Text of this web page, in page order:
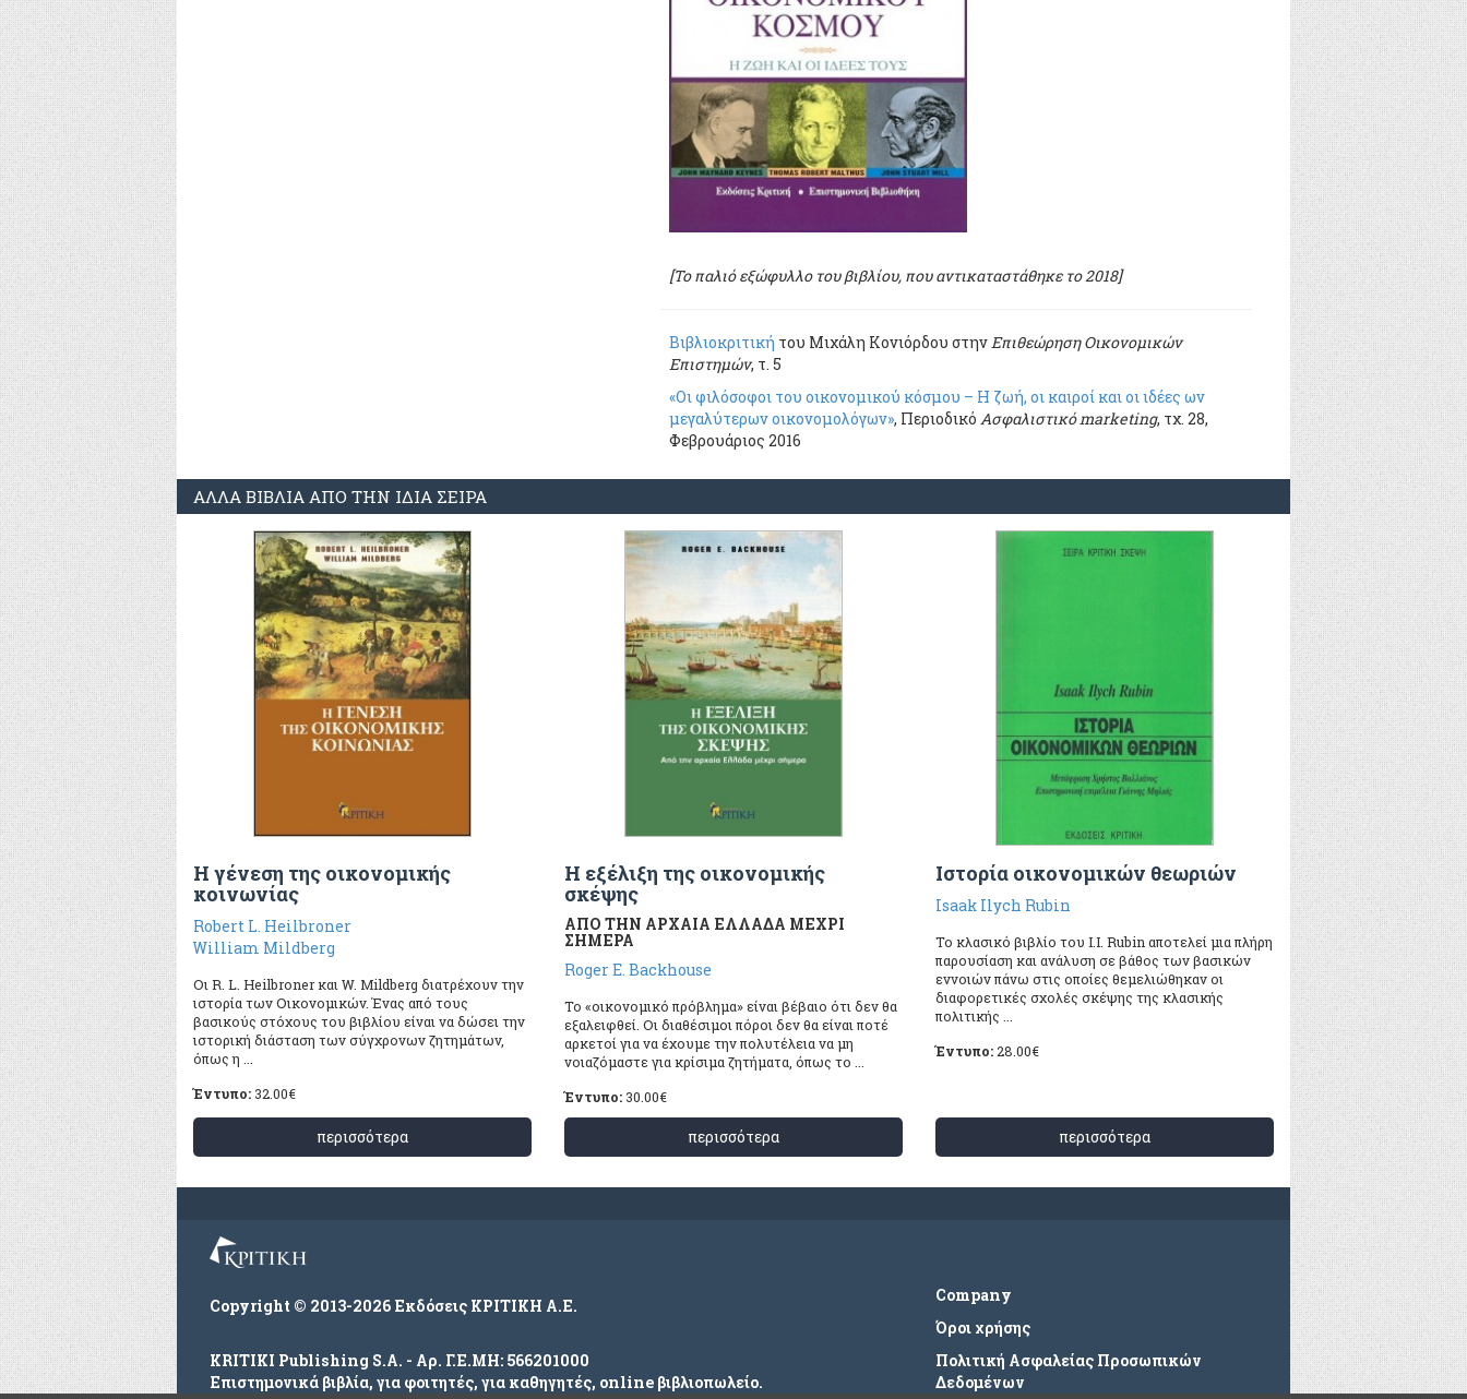
[Το παλιό εξώφυλλο του βιβλίου, που αντικαταστάθηκε το 2018]
Βιβλιοκριτική του Μιχάλη Κονιόρδου στηνΕπιθεώρηση Οικονομικών
Επιστημών, τ. 5
«Οι φιλόσοφοι του οικονομικού κόσμου – Η ζωή, οι καιροί και οι ιδέες ων
μεγαλύτερων οικονομολόγων», ΠεριοδικόΑσφαλιστικό marketing, τχ. 28,
Φεβρουάριος 2016
ΑΛΛΑ ΒΙΒΛΙΑ ΑΠΟ ΤΗΝ ΙΔΙΑ ΣΕΙΡΑ
Η γένεση της οικονομικής
κοινωνίας
Robert L. Heilbroner
William Mildberg
Οι R. L. Heilbroner και W. Mildberg διατρέχουν την
ιστορία των Οικονομικών. Ένας από τους
βασικούς στόχους του βιβλίου είναι να δώσει την
ιστορική διάσταση των σύγχρονων ζητημάτων,
όπως η ...
Έντυπο: 32.00€
περισσότερα
Η εξέλιξη της οικονομικής
σκέψης
ΑΠΟ ΤΗΝ ΑΡΧΑΙΑ ΕΛΛΑΔΑ ΜΕΧΡΙ
ΣΗΜΕΡΑ
Roger E. Backhouse
Το «οικονομικό πρόβλημα» είναι βέβαιο ότι δεν θα
εξαλειφθεί. Οι διαθέσιμοι πόροι δεν θα είναι ποτέ
αρκετοί για να έχουμε την πολυτέλεια να μη
νοιαζόμαστε για κρίσιμα ζητήματα, όπως το ...
Έντυπο: 30.00€
περισσότερα
Ιστορία οικονομικών θεωριών
Isaak Ilych Rubin
Το κλασικό βιβλίο του I.I. Rubin αποτελεί μια πλήρη
παρουσίαση και ανάλυση σε βάθος των βασικών
εννοιών πάνω στις οποίες θεμελιώθηκαν οι
διαφορετικές σχολές σκέψης της κλασικής
πολιτικής ...
Έντυπο: 28.00€
περισσότερα
Copyright © 2013-2026 Εκδόσεις ΚΡΙΤΙΚΗ Α.Ε.
KRITIKI Publishing S.A. - Αρ. Γ.Ε.ΜΗ: 566201000
Επιστημονικά βιβλία, για φοιτητές, για καθηγητές, online βιβλιοπωλείο.
Company
Όροι χρήσης
Πολιτική Ασφαλείας Προσωπικών
Δεδομένων